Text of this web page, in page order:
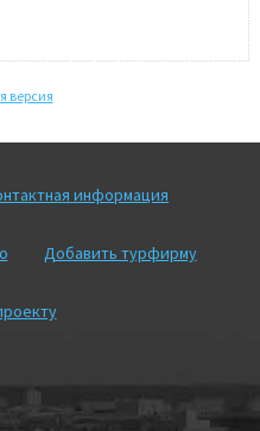
версия
информация
Добавить турфирму